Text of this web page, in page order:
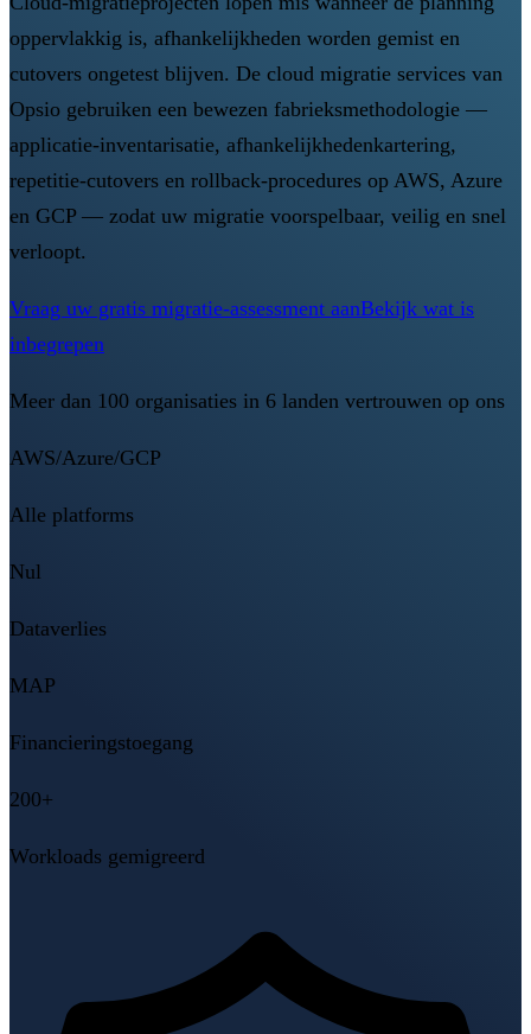
oppervlakkig is, afhankelijkheden worden gemist en
cutovers ongetest blijven. De cloud migratie services van
Opsio gebruiken een bewezen fabrieksmethodologie —
applicatie-inventarisatie, afhankelijkhedenkartering,
repetitie-cutovers en rollback-procedures op AWS, Azure
en GCP — zodat uw migratie voorspelbaar, veilig en snel
verloopt.
Vraag uw gratis migratie-assessment aanBekijk wat is
inbegrepen
Meer dan 100 organisaties in 6 landen vertrouwen op ons
AWS/Azure/GCP
Alle platforms
Nul
Dataverlies
MAP
Financieringstoegang
200+
Workloads gemigreerd